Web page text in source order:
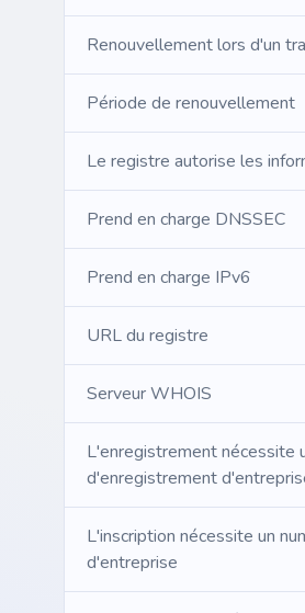
Renouvellement lors d'un
Période de renouvellement
Le registre autorise les
Prend en charge DNSSEC
Prend en charge IPv6
URL du registre
Serveur WHOIS
L'enregistrement nécessite
d'enregistrement
L'inscription nécessite un
d'entreprise